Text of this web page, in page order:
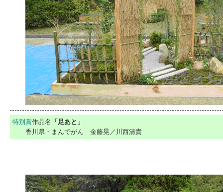
特別賞作品名 「足あと」
香川県・まんでがん 金藤晃／川西清貴